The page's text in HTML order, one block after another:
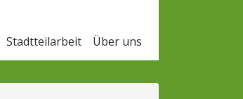
Stadtteilarbeit Über uns